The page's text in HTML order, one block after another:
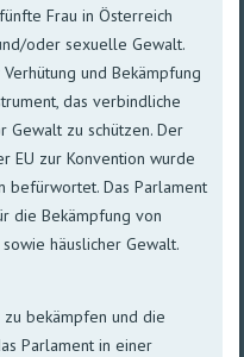
Frau in Österreich
oder sexuelle Gewalt.
und Bekämpfung
das verbindliche
Gewalt zu schützen. Der
EU zur Konvention wurde
Das Parlament
die Bekämpfung von
häuslicher Gewalt.
bekämpfen und die
Parlament in einer